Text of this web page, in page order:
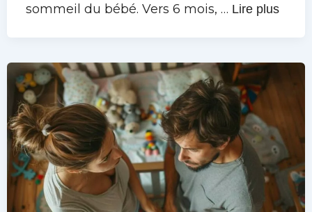
sommeil du bébé. Vers 6 mois, … Lire plus